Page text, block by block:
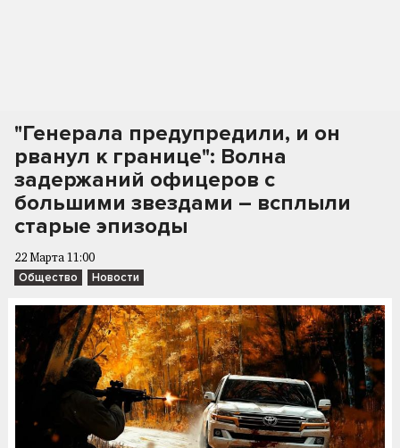
"Генерала предупредили, и он
рванул к границе": Волна
задержаний офицеров с
большими звездами – всплыли
старые эпизоды
22 Марта 11:00
Общество Новости